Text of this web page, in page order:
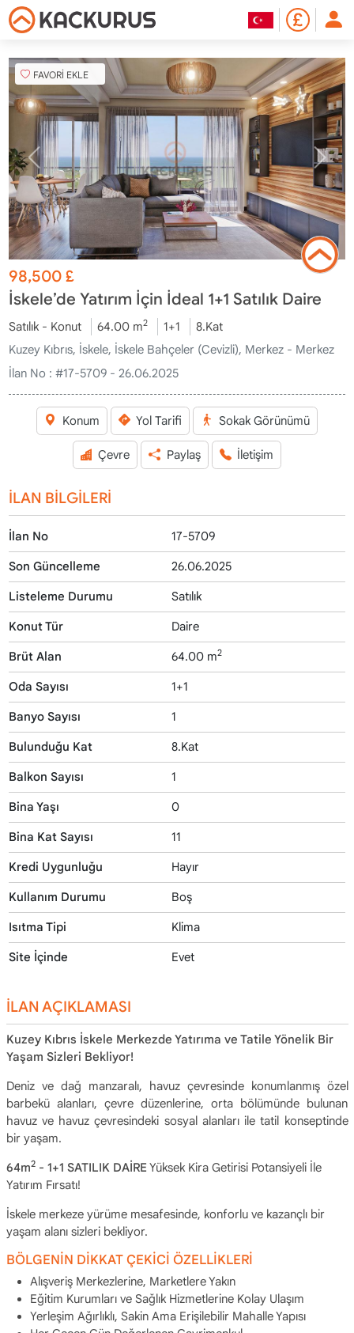
FAVORİ EKLE
98,500£
İskele’de Yatırım İçin İdeal 1+1 Satılık Daire
Satılık - Konut 64.00 m2 1+1
8.Kat
Kuzey Kıbrıs, İskele, İskele Bahçeler (Cevizli), Merkez - Merkez
İlan No : #17-5709 - 26.06.2025
Konum Yol Tarifi Sokak Görünümü
Çevre Paylaş İletişim
İLAN BİLGİLERİ
İlan No 17-5709
Son Güncelleme 26.06.2025
Listeleme Durumu Satılık
Konut Tür Daire
Brüt Alan 64.00 m2
Oda Sayısı 1+1
Banyo Sayısı 1
Bulunduğu Kat 8.Kat
Balkon Sayısı 1
Bina Yaşı 0
Bina Kat Sayısı 11
Kredi Uygunluğu Hayır
Kullanım Durumu Boş
Isıtma Tipi Klima
Site İçinde Evet
İLAN AÇIKLAMASI
Kuzey Kıbrıs İskele Merkezde Yatırıma ve Tatile Yönelik Bir
Yaşam Sizleri Bekliyor!
Deniz ve dağ manzaralı, havuz çevresinde konumlanmış özel
barbekü alanları, çevre düzenlerine, orta bölümünde bulunan
havuz ve havuz çevresindeki sosyal alanları ile tatil konseptinde
bir yaşam.
64m2- 1+1 SATILIK DAİRE Yüksek Kira Getirisi Potansiyeli İle
Yatırım Fırsatı!
İskele merkeze yürüme mesafesinde, konforlu ve kazançlı bir
yaşam alanı sizleri bekliyor.
BÖLGENİN DİKKAT ÇEKİCİ ÖZELLİKLERİ
Alışveriş Merkezlerine, Marketlere Yakın
Eğitim Kurumları ve Sağlık Hizmetlerine Kolay Ulaşım
Yerleşim Ağırlıklı, Sakin Ama Erişilebilir Mahalle Yapısı